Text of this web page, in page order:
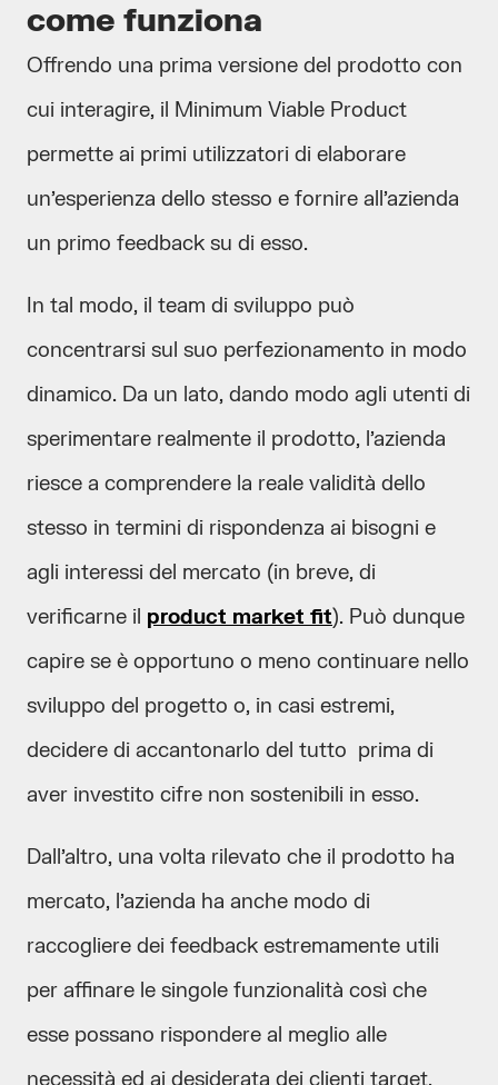
come funziona
Offrendo una prima versione del prodotto con
cui interagire, il Minimum Viable Product
permette ai primi utilizzatori di elaborare
un’esperienza dello stesso e fornire all’azienda
un primo feedback su di esso.
In tal modo, il team di sviluppo può
concentrarsi sul suo perfezionamento in modo
dinamico. Da un lato, dando modo agli utenti di
sperimentare realmente il prodotto, l’azienda
riesce a comprendere la reale validità dello
stesso in termini di rispondenza ai bisogni e
agli interessi del mercato (in breve, di
verificarne il product market fit). Può dunque
capire se è opportuno o meno continuare nello
sviluppo del progetto o, in casi estremi,
decidere di accantonarlo del tutto prima di
aver investito cifre non sostenibili in esso.
Dall’altro, una volta rilevato che il prodotto ha
mercato, l’azienda ha anche modo di
raccogliere dei feedback estremamente utili
per affinare le singole funzionalità così che
esse possano rispondere al meglio alle